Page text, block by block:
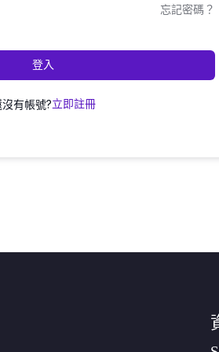
忘記密碼？
登入
有帳號?立即註冊